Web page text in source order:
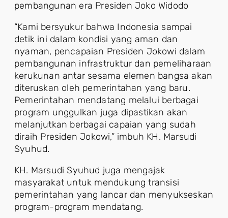
pembangunan era Presiden Joko Widodo
“Kami bersyukur bahwa Indonesia sampai
detik ini dalam kondisi yang aman dan
nyaman, pencapaian Presiden Jokowi dalam
pembangunan infrastruktur dan pemeliharaan
kerukunan antar sesama elemen bangsa akan
diteruskan oleh pemerintahan yang baru.
Pemerintahan mendatang melalui berbagai
program unggulkan juga dipastikan akan
melanjutkan berbagai capaian yang sudah
diraih Presiden Jokowi,” imbuh KH. Marsudi
Syuhud.
KH. Marsudi Syuhud juga mengajak
masyarakat untuk mendukung transisi
pemerintahan yang lancar dan menyukseskan
program-program mendatang.